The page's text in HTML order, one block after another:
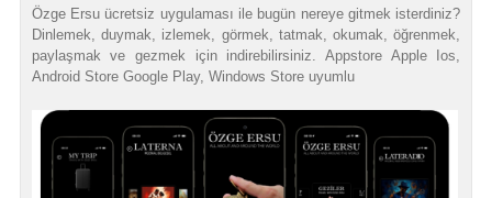
Özge Ersu ücretsiz uygulaması ile bugün nereye gitmek isterdiniz?
Dinlemek, duymak, izlemek, görmek, tatmak, okumak, öğrenmek,
paylaşmak ve gezmek için indirebilirsiniz. Appstore Apple Ios,
Android Store Google Play, Windows Store uyumlu